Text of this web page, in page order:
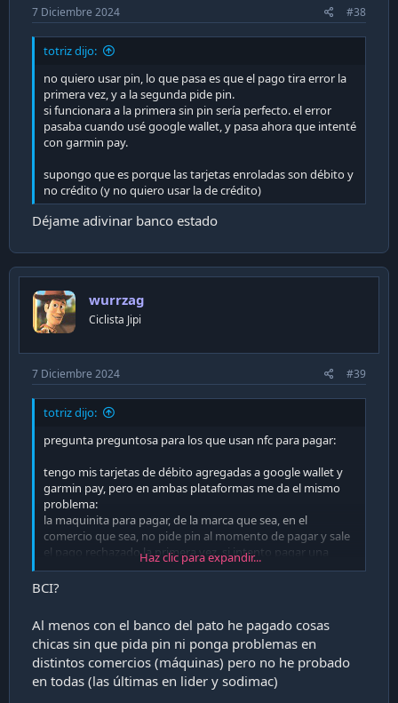
7 Diciembre 2024 #38
totriz dijo:
no quiero usar pin, lo que pasa es que el pago tira error la
primera vez, y a la segunda pide pin.
si funcionara a la primera sin pin sería perfecto. el error
pasaba cuando usé google wallet, y pasa ahora que intenté
con garmin pay.
supongo que es porque las tarjetas enroladas son débito y
no crédito (y no quiero usar la de crédito)
Déjame adivinar banco estado
wurrzag
Ciclista Jipi
7 Diciembre 2024 #39
totriz dijo:
pregunta preguntosa para los que usan nfc para pagar:
tengo mis tarjetas de débito agregadas a google wallet y
garmin pay, pero en ambas plataformas me da el mismo
problema:
la maquinita para pagar, de la marca que sea, en el
comercio que sea, no pide pin al momento de pagar y sale
el pago rechazado la primera vez. si intento pagar una
segunda vez (con la paja de pedirle al vendedor que vuelva
a hacer el cobro con la maquinita) ahi si pide el pin de la
saben si hay alguna forma de forzar que pida pin al
momento de pagar?
por lo que lei al momento de hacer pagos de mas de 12 o
Haz clic para expandir...
BCI?
Al menos con el banco del pato he pagado cosas
chicas sin que pida pin ni ponga problemas en
distintos comercios (máquinas) pero no he probado
en todas (las últimas en lider y sodimac)